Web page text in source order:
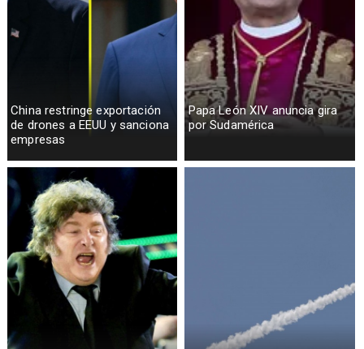
China restringe exportación
de drones a EEUU y sanciona
empresas
Papa León XIV anuncia gira
por Sudamérica